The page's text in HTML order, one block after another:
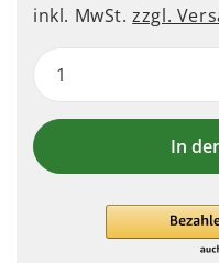
inkl. MwSt.zzgl.
In